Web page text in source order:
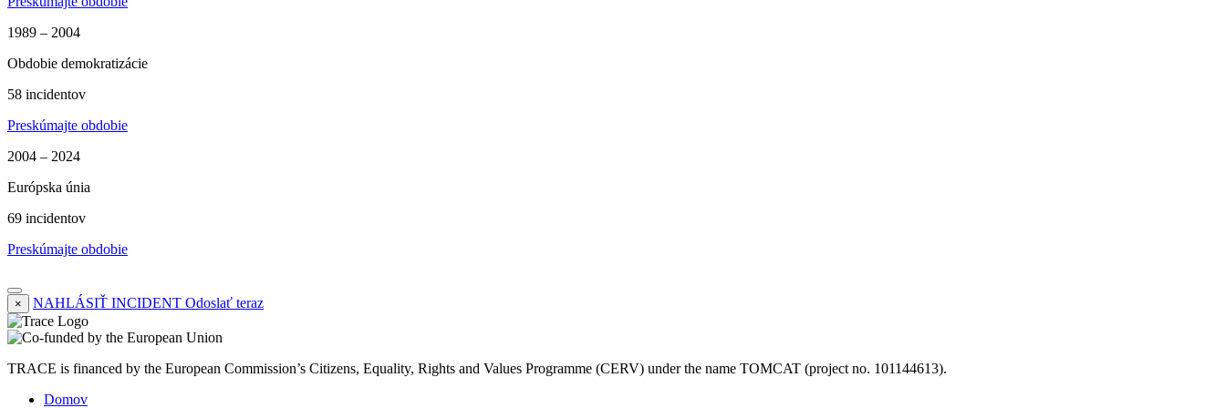
1989 – 2004
Obdobie demokratizácie
58 incidentov
Preskúmajte obdobie
2004 – 2024
Európska únia
69 incidentov
Preskúmajte obdobie
× NAHLÁSIŤ INCIDENT Odoslať teraz
TRACE is financed by the European Commission’s Citizens, Equality, Rights and Values Programme (CERV) under the name TOMCAT (project no. 101144613).
Domov